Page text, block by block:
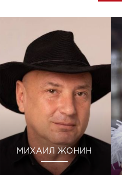
МИХАИЛ ЖОНИН